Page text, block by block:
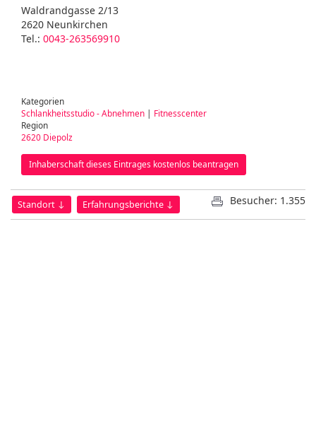
Waldrandgasse 2/13
2620 Neunkirchen
Tel.: 0043-263569910
Kategorien
Schlankheitsstudio - Abnehmen | Fitnesscenter
Region
2620 Diepolz
Inhaberschaft dieses Eintrages kostenlos beantragen
Standort ↓ Erfahrungsberichte ↓ Besucher: 1.355